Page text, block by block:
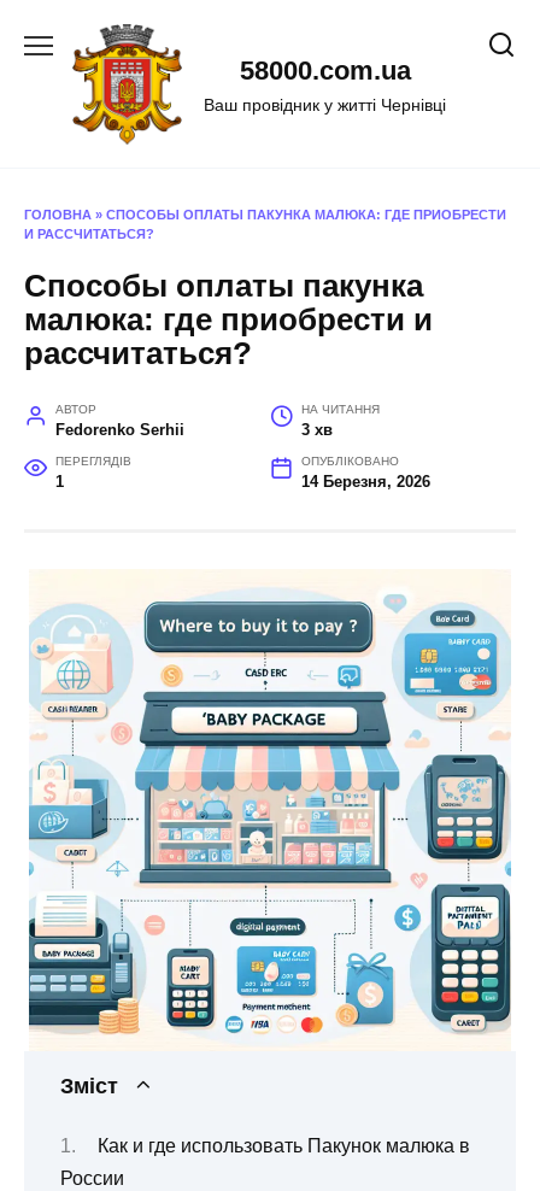
58000.com.ua
Ваш провідник у житті Чернівці
ГОЛОВНА » СПОСОБЫ ОПЛАТЫ ПАКУНКА МАЛЮКА: ГДЕ ПРИОБРЕСТИ
И РАССЧИТАТЬСЯ?
Способы оплаты пакунка
малюка: где приобрести и
рассчитаться?
АВТОР
Fedorenko Serhii
НА ЧИТАННЯ
3 хв
ПЕРЕГЛЯДІВ
1
ОПУБЛІКОВАНО
14 Березня, 2026
Зміст
Как и где использовать Пакунок малюка в
России